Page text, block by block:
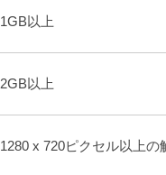
1GB以上
2GB以上
1280 x 720ピクセル以上の